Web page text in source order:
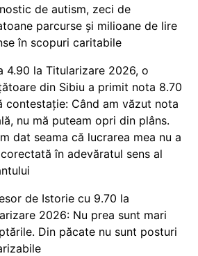
de autism, zeci de
parcurse și milioane de lire
în scopuri caritabile
4.90 la Titularizare 2026, o
din Sibiu a primit nota 8.70
contestație: Când am văzut nota
nu mă puteam opri din plâns.
dat seama că lucrarea mea nu a
în adevăratul sens al
de Istorie cu 9.70 la
2026: Nu prea sunt mari
Din păcate nu sunt posturi